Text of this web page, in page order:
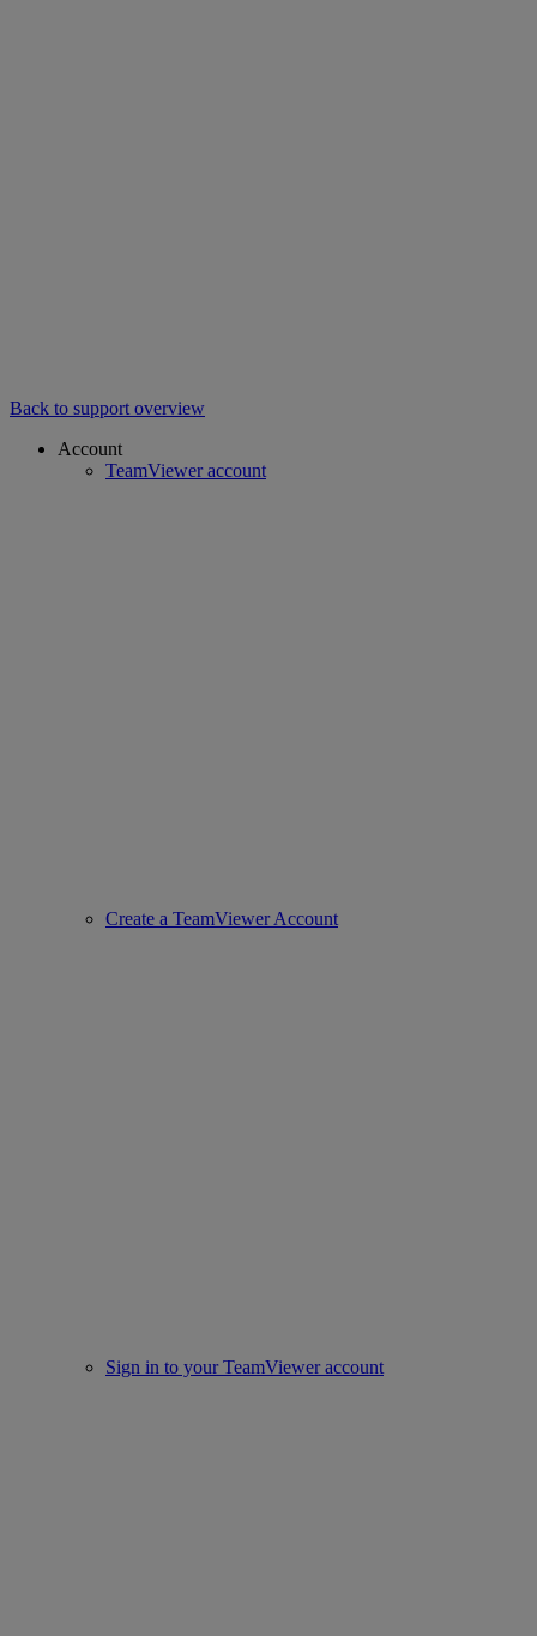
Back to support overview
Account
TeamViewer account
Create a TeamViewer Account
Sign in to your TeamViewer account